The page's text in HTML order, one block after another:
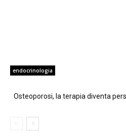
endocrinologia
Osteoporosi, la terapia diventa